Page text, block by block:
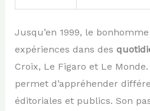
Jusqu’en 1999, le
expériences dans des
Croix, Le Figaro et Le
permet d’appréhender
éditoriales et publics. Son